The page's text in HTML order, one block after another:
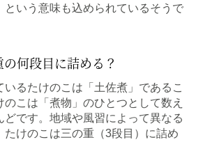
という意味も込められているそうで
何段目に詰める？
いるたけのこは「土佐煮」であるこ
のこは「煮物」のひとつとして数え
どです。地域や風習によって異なる
たけのこは三の重（3段目）に詰め